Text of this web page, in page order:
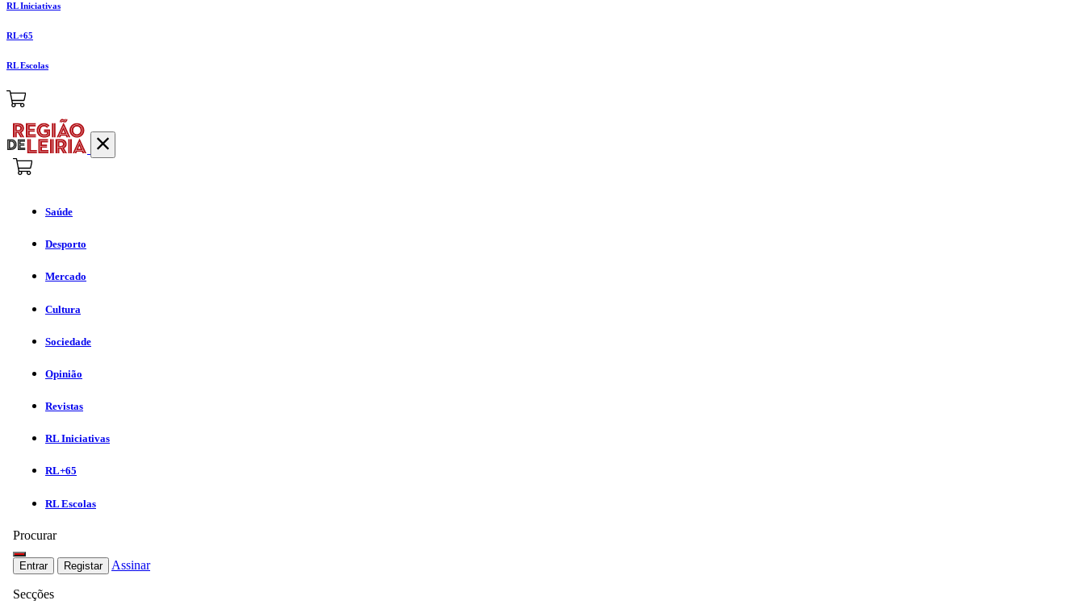
RL Iniciativas
RL+65
RL Escolas
Saúde
Desporto
Mercado
Cultura
Sociedade
Opinião
Revistas
RL Iniciativas
RL+65
RL Escolas
Procurar
Entrar Registar Assinar
Secções